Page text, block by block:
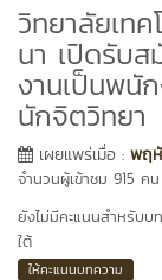
วิทยาลัยเท
นา เปิดรับ
งานเป็นพนั
นักจิตวิทยา
เผยแพร่เมื่อ : พฤ
จำนวนผู้เข้าชม 915 คน
ยังไม่มีคะแนนสำหรับบ
ใต้
ให้คะแนนบทความ